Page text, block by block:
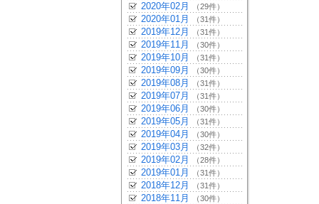
2020年02月 （29件）
2020年01月 （31件）
2019年12月 （31件）
2019年11月 （30件）
2019年10月 （31件）
2019年09月 （30件）
2019年08月 （31件）
2019年07月 （31件）
2019年06月 （30件）
2019年05月 （31件）
2019年04月 （30件）
2019年03月 （32件）
2019年02月 （28件）
2019年01月 （31件）
2018年12月 （31件）
2018年11月 （30件）